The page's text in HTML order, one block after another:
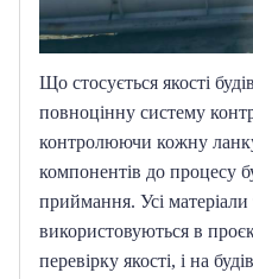
Що стосується якості
повноцінну систему
контролюючи кожну ланку
компонентів до процесу
приймання. Усі
використовуються в
перевірку якості, і на